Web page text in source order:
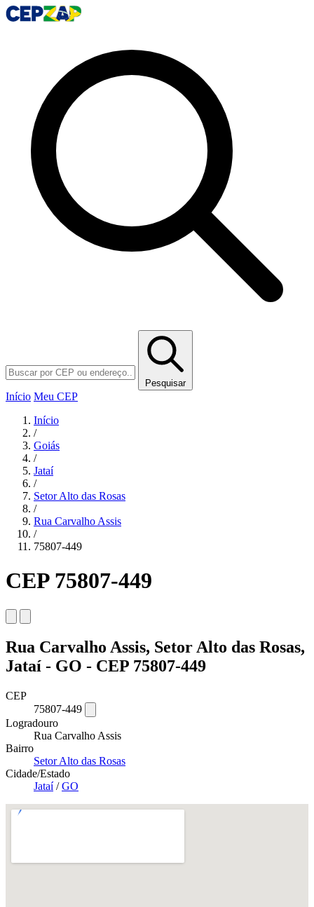
Pesquisar
Início Meu CEP
Início
/
Goiás
/
Jataí
/
Setor Alto das Rosas
/
Rua Carvalho Assis
/
75807-449
CEP 75807-449
Rua Carvalho Assis, Setor Alto das Rosas,
Jataí - GO - CEP 75807-449
CEP
75807-449
Logradouro
Rua Carvalho Assis
Bairro
Setor Alto das Rosas
Cidade/Estado
Jataí/GO